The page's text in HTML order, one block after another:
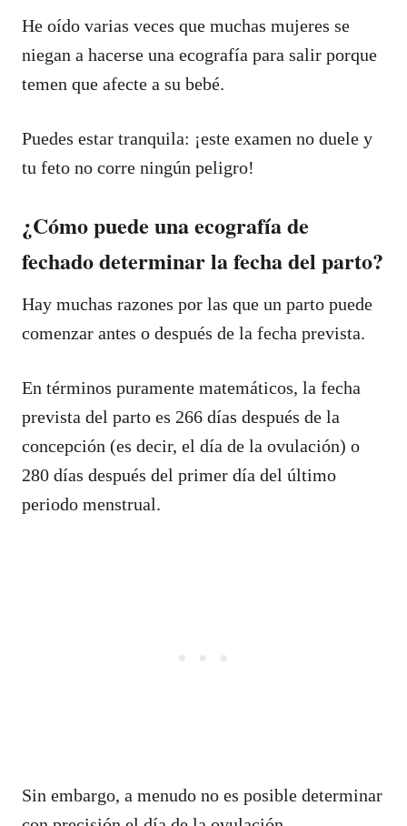
He oído varias veces que muchas mujeres se
niegan a hacerse una ecografía para salir porque
temen que afecte a su bebé.
Puedes estar tranquila: ¡este examen no duele y
tu feto no corre ningún peligro!
¿Cómo puede una ecografía de
fechado determinar la fecha del parto?
Hay muchas razones por las que un parto puede
comenzar antes o después de la fecha prevista.
En términos puramente matemáticos, la fecha
prevista del parto es 266 días después de la
concepción (es decir, el día de la ovulación) o
280 días después del primer día del último
periodo menstrual.
Sin embargo, a menudo no es posible determinar